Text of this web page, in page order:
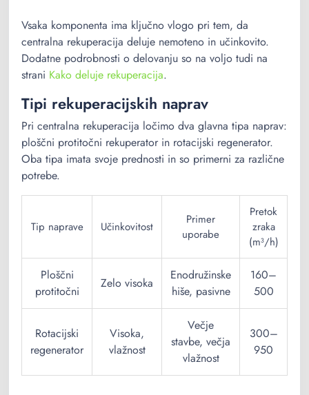
Vsaka komponenta ima ključno vlogo pri tem, da
centralna rekuperacija deluje nemoteno in učinkovito.
Dodatne podrobnosti o delovanju so na voljo tudi na
strani Kako deluje rekuperacija.
Tipi rekuperacijskih naprav
Pri centralna rekuperacija ločimo dva glavna tipa naprav:
ploščni protitočni rekuperator in rotacijski regenerator.
Oba tipa imata svoje prednosti in so primerni za različne
potrebe.
Tip naprave Učinkovitost
Primer
uporabe
Pretok
zraka
(m³/h)
Ploščni
protitočni
Zelo visoka
Enodružinske
hiše, pasivne
160–
500
Rotacijski
regenerator
Visoka,
vlažnost
Večje
stavbe, večja
vlažnost
300–
950